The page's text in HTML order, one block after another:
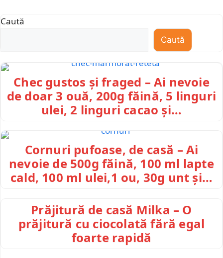
Caută
Caută
Chec gustos și fraged – Ai nevoie
de doar 3 ouă, 200g făină, 5 linguri
ulei, 2 linguri cacao și…
Cornuri pufoase, de casă – Ai
nevoie de 500g făină, 100 ml lapte
cald, 100 ml ulei,1 ou, 30g unt și…
Prăjitură de casă Milka – O
prăjitură cu ciocolată fără egal
foarte rapidă